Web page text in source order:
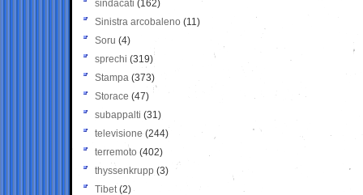
sindacati (162)
Sinistra arcobaleno (11)
Soru (4)
sprechi (319)
Stampa (373)
Storace (47)
subappalti (31)
televisione(244)
terremoto (402)
thyssenkrupp (3)
Tibet(2)